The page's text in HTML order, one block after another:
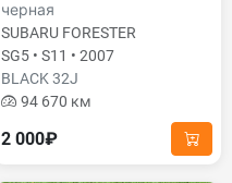
черная
SUBARU FORESTER
SG5 • S11 • 2007
BLACK 32J
94 670 км
2 000₽